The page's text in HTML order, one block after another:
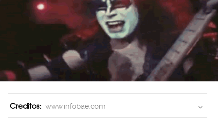
Creditos: www.infobae.com